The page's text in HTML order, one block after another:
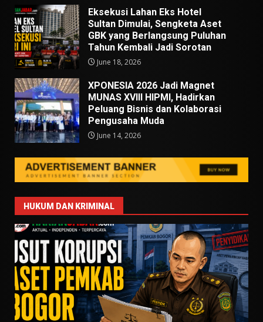
Eksekusi Lahan Eks Hotel
Sultan Dimulai, Sengketa Aset
GBK yang Berlangsung Puluhan
Tahun Kembali Jadi Sorotan
June 18, 2026
XPONESIA 2026 Jadi Magnet
MUNAS XVIII HIPMI, Hadirkan
Peluang Bisnis dan Kolaborasi
Pengusaha Muda
June 14, 2026
HUKUM DAN KRIMINAL